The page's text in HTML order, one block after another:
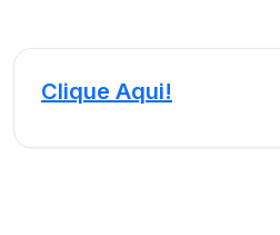
Clique Aqui!